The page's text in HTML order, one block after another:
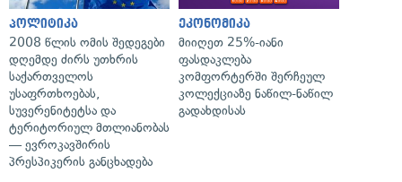
პოლიტიკა
2008 წლის ომის შედეგები
დღემდე ძირს უთხრის
საქართველოს
უსაფრთხოებას,
სუვერენიტეტსა და
ტერიტორიულ მთლიანობას
— ევროკავშირის
პრესპიკერის განცხადება
ეკონომიკა
მიიღეთ 25%-იანი
ფასდაკლება
კომფორტერში შერჩეულ
კოლექციაზე ნაწილ-ნაწილ
გადახდისას